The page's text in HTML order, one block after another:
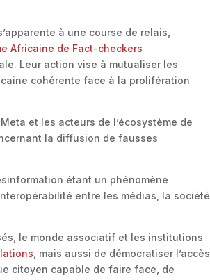
à une course de relais,
Africaine de Fact-checkers
Leur action vise à mutualiser les
cohérente face à la prolifération
et les acteurs de l’écosystème de
la diffusion de fausses
étant un phénomène
entre les médias, la société
le monde associatif et les institutions
, mais aussi de démocratiser l’accès
citoyen capable de faire face, de